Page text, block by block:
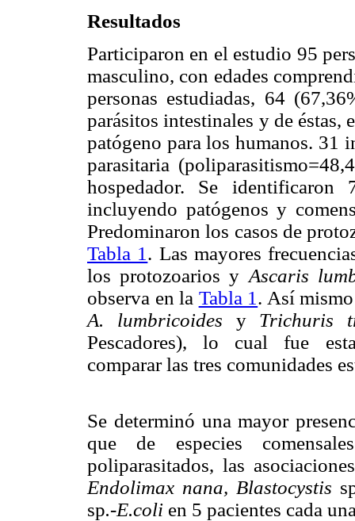
Resultados
Participaron en el estudio 95
masculino, con edades
personas estudiadas, 64
parásitos intestinales y de éstas,
patógeno para los humanos. 31
parasitaria
hospedador. Se identificaron
incluyendo patógenos y
Predominaron los casos de
Tabla 1 . Las mayores
los protozoarios y Ascaris
observa en la Tabla 1 . Así
A. lumbricoides y Trichuris
Pescadores), lo cual fue
comparar las tres comunidades
Se determinó una mayor
que de especies
poliparasitados, las
Endolimax nana, Blastocystis
sp.-E.coli en 5 pacientes cada